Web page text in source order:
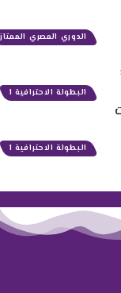
الدوري المصري الممتاز
البطولة الاحترافية 1
البطولة الاحترافية 1